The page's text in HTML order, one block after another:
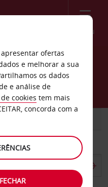
Menu
Cuenca
ofertas
e melhorar a sua
os dados
e análise de
cookies tem mais
concorda com a